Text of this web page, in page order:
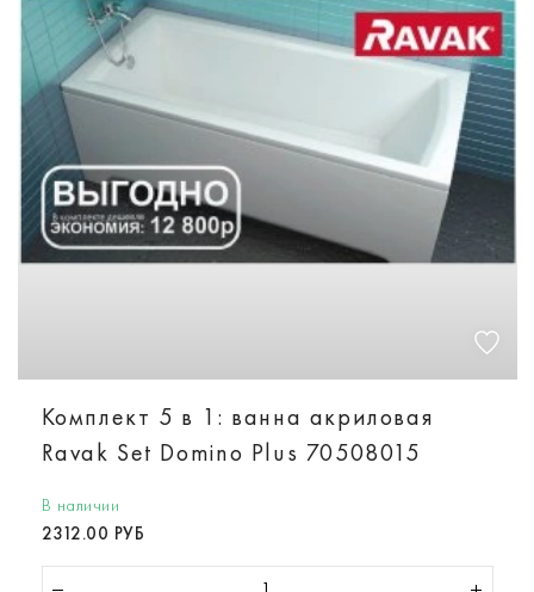
Комплект 5 в 1: ванна акриловая
Ravak Set Domino Plus 70508015
В наличии
2312.00 РУБ